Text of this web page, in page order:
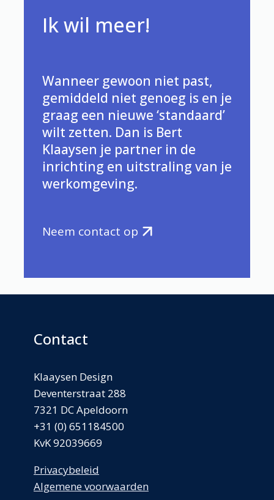
Ik wil meer!
Wanneer gewoon niet past,
gemiddeld niet genoeg is en je
graag een nieuwe ‘standaard’
wilt zetten. Dan is Bert
Klaaysen je partner in de
inrichting en uitstraling van je
werkomgeving.
Neem contact op
Contact
Klaaysen Design
Deventerstraat 288
7321 DC Apeldoorn
+31 (0) 651184500
KvK 92039669
Privacybeleid
Algemene voorwaarden